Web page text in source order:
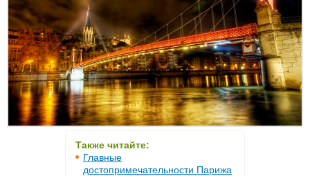
Также читайте:
Главные
достопримечательности Парижа